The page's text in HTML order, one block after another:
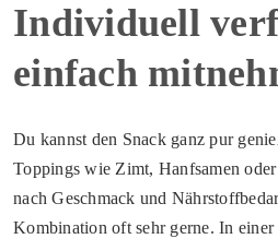
Individuell
einfach
Du kannst den Snack ganz pur
Toppings wie Zimt, Hanfsamen
nach Geschmack und
Kombination oft sehr gerne. In einer